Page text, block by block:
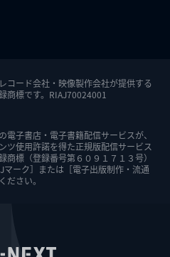
コード会社・映像製作会社が提供する
商標です。RIAJ70024001
電子書店・電子書籍配信サービスが、
ツ使用許諾を得た正規版配信サービス
商標（登録番号第６０９１７１３号）
マーク］または［電子出版制作・流通
ださい。